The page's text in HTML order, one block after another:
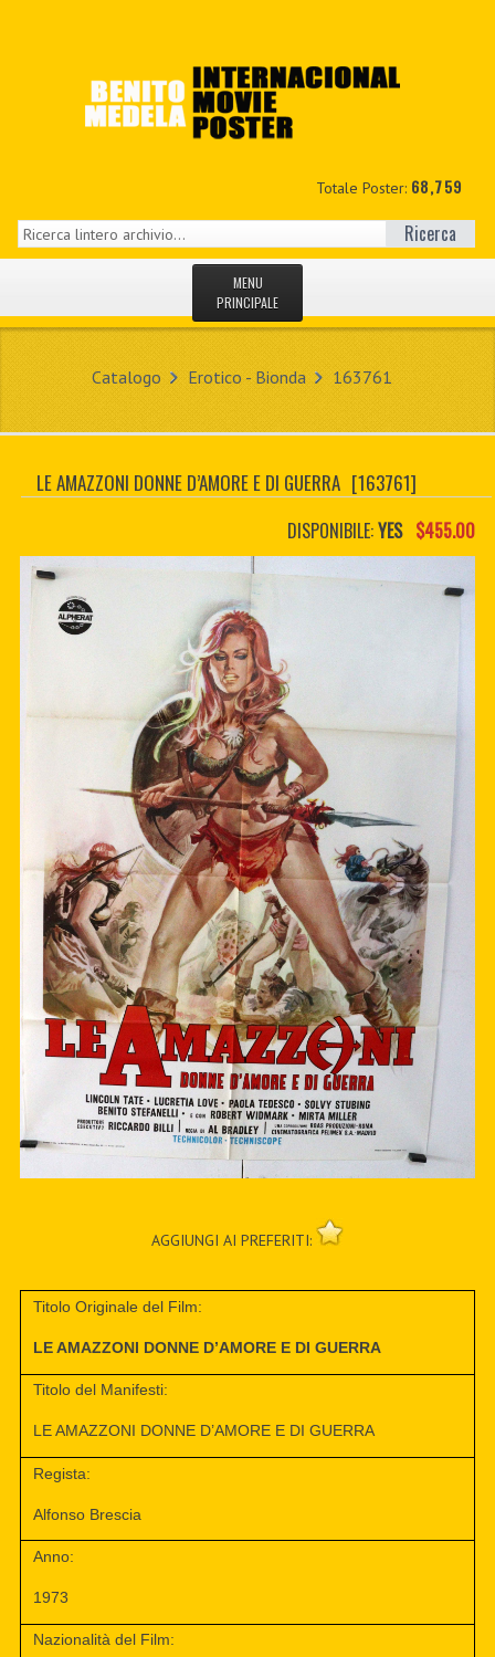
Totale Poster: 68,759
Ricerca
MENU
PRINCIPALE
IL MIO CONTO
CONTATTO
CUSTOM PDF
Catalogo Erotico - Bionda 163761
LE AMAZZONI DONNE D’AMORE E DI GUERRA [163761]
DISPONIBILE:YES $455.00
AGGIUNGI AI PREFERITI:
Titolo Originale del Film:
LE AMAZZONI DONNE D’AMORE E DI GUERRA
Titolo del Manifesti:
LE AMAZZONI DONNE D’AMORE E DI GUERRA
Regista:
Alfonso Brescia
Anno:
1973
Nazionalità del Film: